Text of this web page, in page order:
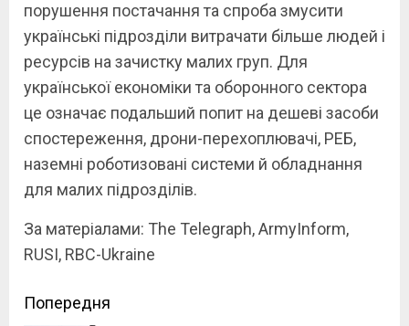
порушення постачання та спроба змусити
українські підрозділи витрачати більше людей і
ресурсів на зачистку малих груп. Для
української економіки та оборонного сектора
це означає подальший попит на дешеві засоби
спостереження, дрони-перехоплювачі, РЕБ,
наземні роботизовані системи й обладнання
для малих підрозділів.
За матеріалами: The Telegraph, ArmyInform,
RUSI, RBC-Ukraine
Continue
Попередня